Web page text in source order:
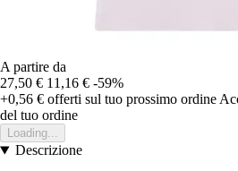
A partire da
27,50 € 11,16 € -59%
+0,56 € offerti sul tuo prossimo ordine
del tuo ordine
Loading...
Descrizione